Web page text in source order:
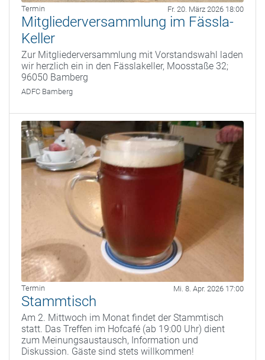
Termin Fr. 20. März 2026 18:00
Mitgliederversammlung im Fässla-
Keller
Zur Mitgliederversammlung mit Vorstandswahl laden
wir herzlich ein in den Fässlakeller, Moosstaße 32;
96050 Bamberg
ADFC Bamberg
Termin Mi. 8. Apr. 2026 17:00
Stammtisch
Am 2. Mittwoch im Monat findet der Stammtisch
statt. Das Treffen im Hofcafé (ab 19:00 Uhr) dient
zum Meinungsaustausch, Information und
Diskussion. Gäste sind stets willkommen!